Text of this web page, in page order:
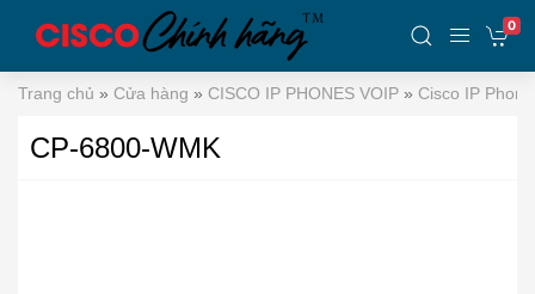
0
Trang chủ » Cửa hàng » CISCO IP PHONES VOIP » Cisco IP
CP-6800-WMK